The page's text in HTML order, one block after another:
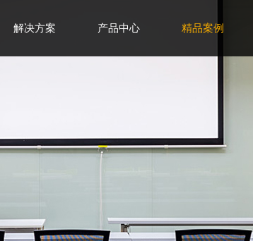
解决方案 产品中心 精品案例